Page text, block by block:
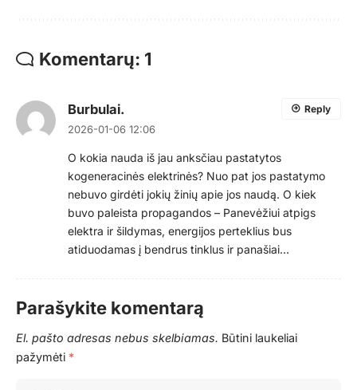
Komentarų: 1
Burbulai.
2026-01-06 12:06
O kokia nauda iš jau anksčiau pastatytos
kogeneracinės elektrinės? Nuo pat jos pastatymo
nebuvo girdėti jokių žinių apie jos naudą. O kiek
buvo paleista propagandos – Panevėžiui atpigs
elektra ir šildymas, energijos perteklius bus
atiduodamas į bendrus tinklus ir panašiai…
Reply
Parašykite komentarą
El. pašto adresas nebus skelbiamas. Būtini laukeliai
pažymėti *